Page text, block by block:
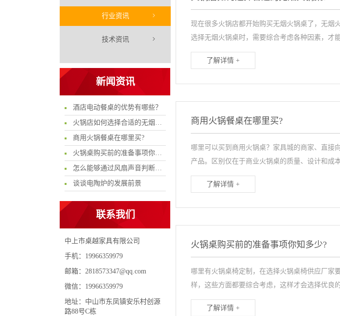
行业资讯
技术资讯
新闻资讯
酒店电动餐桌的优势有哪些？
火锅店如何选择合适的无烟火锅桌?
商用火锅餐桌在哪里买?
火锅桌购买前的准备事项你知多少?
怎么能够通过风扇声音判断电陶炉的质量问题呢?
谈谈电陶炉的发展前景
联系我们
中上市桌越家具有限公司
手机：19966359979
邮箱：2818573347@qq.com
微信：19966359979
地址：中山市东凤镇安乐村创源
路88号C栋
现在很多火锅店都开始购买无烟火锅桌了，无烟
选择无烟火锅桌时，需要综合考虑各种因素，才
了解详情 +
商用火锅餐桌在哪里买?
哪里可以买到商用火锅桌？家具城的商家、直接
产品。区别仅在于商业火锅桌的质量、设计和成
了解详情 +
火锅桌购买前的准备事项你知多少?
哪里有火锅桌椅定制，在选择火锅桌椅供应厂家
样，这些方面都要综合考虑，这样才会选择优良
了解详情 +